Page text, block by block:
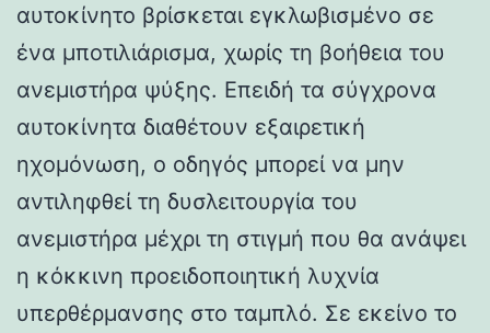
αυτοκίνητο βρίσκεται εγκλωβισμένο σε
ένα μποτιλιάρισμα, χωρίς τη βοήθεια του
ανεμιστήρα ψύξης. Επειδή τα σύγχρονα
αυτοκίνητα διαθέτουν εξαιρετική
ηχομόνωση, ο οδηγός μπορεί να μην
αντιληφθεί τη δυσλειτουργία του
ανεμιστήρα μέχρι τη στιγμή που θα ανάψει
η κόκκινη προειδοποιητική λυχνία
υπερθέρμανσης στο ταμπλό. Σε εκείνο το